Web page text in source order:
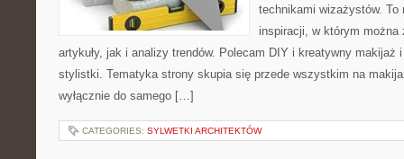
technikami wizażystów. To
inspiracji, w którym
artykuły, jak i analizy trendów. Polecam DIY i kreatywny makijaż
stylistki. Tematyka strony skupia się przede wszystkim na
wyłącznie do samego […]
CATEGORIES: SYLWETKI ARCHITEKTÓW